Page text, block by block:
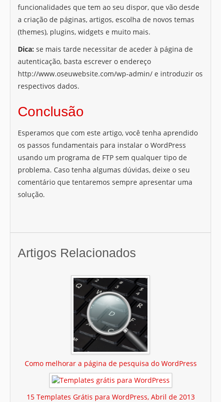
funcionalidades que tem ao seu dispor, que vão desde
a criação de páginas, artigos, escolha de novos temas
(themes), plugins, widgets e muito mais.
Dica: se mais tarde necessitar de aceder à página de
autenticação, basta escrever o endereço
http://www.oseuwebsite.com/wp-admin/ e introduzir os
respectivos dados.
Conclusão
Esperamos que com este artigo, você tenha aprendido
os passos fundamentais para instalar o WordPress
usando um programa de FTP sem qualquer tipo de
problema. Caso tenha algumas dúvidas, deixe o seu
comentário que tentaremos sempre apresentar uma
solução.
Artigos Relacionados
Como melhorar a página de pesquisa do WordPress
15 Templates Grátis para WordPress, Abril de 2013